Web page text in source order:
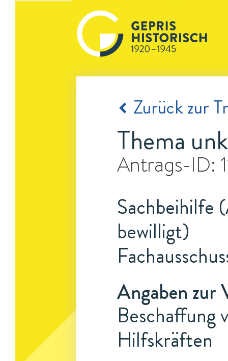
Zurück zur
Thema
Antrags-ID:
Sachbeihilfe
bewilligt)
Angaben zur
Beschaffung
Hilfskräften